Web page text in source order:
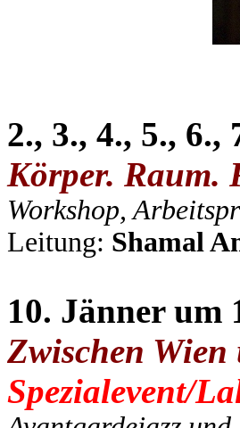
2., 3., 4., 5., 6.,
Körper. Raum.
Workshop,
Leitung: Shamal
10. Jänner um
Zwischen
Spezialevent/